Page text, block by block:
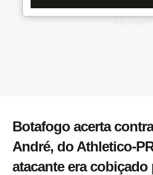
Botafogo acerta
André, do Athletico-
atacante era